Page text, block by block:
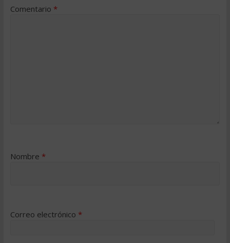
Comentario *
Nombre *
Correo electrónico *